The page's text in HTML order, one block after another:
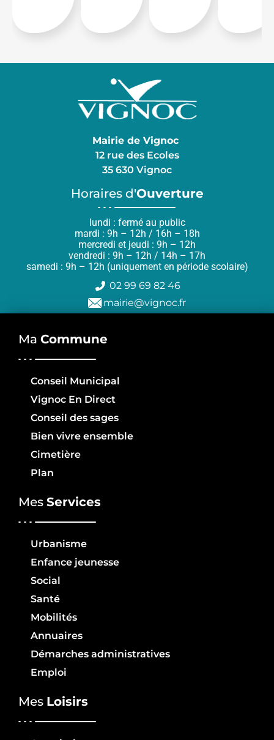
Mairie de Vignoc
12 rue des Ecoles
35 630 Vignoc
Horaires d'Ouverture
lundi : fermé au public
mardi : 9h – 12h / 16h – 18h
mercredi et jeudi : 9h – 12h
vendredi : 9h – 12h / 14h – 17h
samedi : 9h – 12h (uniquement en période scolaire)
02 99 69 82 46
mairie@vignoc.fr
Ma Commune
Conseil Municipal
Vignoc En Direct
Conseil des sages
Bien vivre ensemble
Cimetière
Plan
Mes Services
Urbanisme
Enfance jeunesse
Social
Santé
Mobilités
Annuaires
Démarches administratives
Emploi
Mes Loisirs